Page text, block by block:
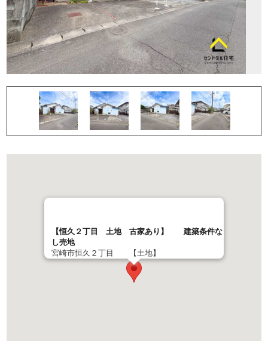
【恒久２丁目 土地 古家あり】 建築条件な
し売地
宮崎市恒久２丁目 【土地】